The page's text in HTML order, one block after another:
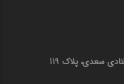
کرمانشاه خیابان سعدی ، جنب مرکز قنادی سعدی، پلاک 119